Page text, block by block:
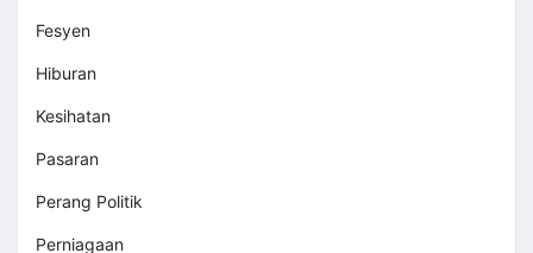
Fesyen
Hiburan
Kesihatan
Pasaran
Perang Politik
Perniagaan